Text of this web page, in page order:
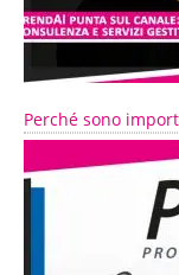
Perché sono